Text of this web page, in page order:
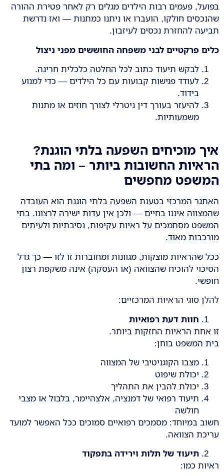
בפועל, פעמים רבות הילדים מגלים רק לאחר פטירת ההורה
שהנכסים חולקו, הועברו או ניתנו כמתנות — ואז נדרשת
תביעה להחזרת נכסים לעיזבון.
כלים פרקטיים לבני משפחה החוששים מפני ניצול
לבקש תיעוד כתוב לכל החלטה כלכלית חריגה.
לעודד פגישות קבועות עם כל הילדים — כדי למנוע
בידוד.
להיעזר בעורך דין ניטרלי לצורך חוזים או מתנות
משמעותיות.
איך מוכיחים השפעה בלתי הוגנת?
הראיות החשובות ביותר – ומה בתי
המשפט מחפשים
האתגר המרכזי בטענת השפעה בלתי הוגנת הוא העובדה
שהמצווה איננו בחיים — ולכן אין עדות ישירה לרצונו. בתי
המשפט מסתמכים על ראיות עקיפות, נסיבתיות ולעיתים
מורכבות מאוד.
ככל שהראיות מוצקות, מגוונות ומחוברות זו לזו — כך גדל
הסיכוי להוכיח שהצוואה (או העסקה) אינה משקפת רצון
חופשי.
להלן סוגי הראיות המרכזיים:
חוות דעת רפואיות
זו אחת הראיות החזקות ביותר.
בית המשפט בוחן:
מצבו הקוגניטיבי של המצווה
יכולת שיפוט
יכולת להבין את התהליך
תיעוד רפואי של דמנציה, אלצהיימר, בלבול או מצבי
חולשה
חשוב במיוחד: מסמכים רפואיים סמוכים ככל האפשר למועד
עריכת הצוואה.
תיעוד של תלות וירידה בתפקוד
ראיות כמו: